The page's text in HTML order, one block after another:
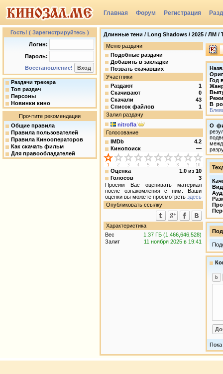
Главная Форум Регистрация
Группы
Гость! ( Зарегистрируйтесь )
Логин:
Пароль:
Восстановление!
Раздачи трекера
Топ раздач
Персоны
Новинки кино
Прочтите рекомендации
Общие правила
Правила пользователей
Правила Кинооператоров
Как скачать фильм
Для правообладателей
Длинные тени / Long Shadows / 2025 / ЛМ /
Меню раздачи
Подобные раздачи
Добавить в закладки
Позвать скачавших
Участники
Раздают
1
Скачивают
0
Скачали
43
Список файлов
1
Залил раздачу
nitrofla
Голосование
IMDb
4.2
Кинопоиск
—
Оценка 1.0 из 10
Голосов
3
Просим Вас оценивать материал
после ознакомления с ним. Ваши
оценки вы можете просмотреть здесь
Опубликовать ссылку
Характеристика
Вес
1.37 ГБ (1,466,646,528)
Залит
11 ноября 2025 в 19:41
Год
В
О
Пока